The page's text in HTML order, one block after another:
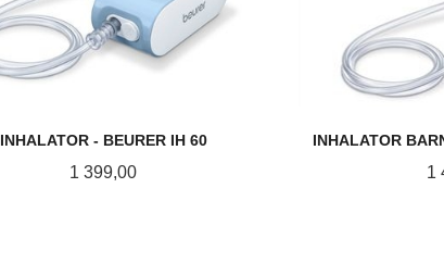
INHALATOR - BEURER IH 60
Pris
1 399,00
INHALATOR
1